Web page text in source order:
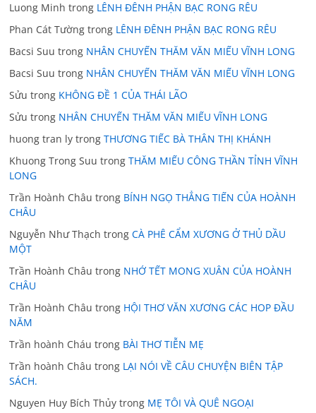
Luong Minh trong LÊNH ĐÊNH PHẬN BẠC RONG RÊU
Phan Cát Tường trong LÊNH ĐÊNH PHẬN BẠC RONG RÊU
Bacsi Suu trong NHÂN CHUYẾN THĂM VĂN MIẾU VĨNH LONG
Bacsi Suu trong NHÂN CHUYẾN THĂM VĂN MIẾU VĨNH LONG
Sửu trong KHÔNG ĐỀ 1 CỦA THÁI LÃO
Sửu trong NHÂN CHUYẾN THĂM VĂN MIẾU VĨNH LONG
huong tran ly trongTHƯƠNG TIẾC BÀ THÂN THỊ KHÁNH
Khuong Trong Suu trongTHĂM MIẾU CÔNG THẦN TỈNH VĨNH
LONG
Trần Hoành Châu trong BÍNH NGỌ THẲNG TIẾN CỦA HOÀNH
CHÂU
Nguyễn Như Thạch trongCÀ PHÊ CẨM XƯƠNG Ở THỦ DẦU
MỘT
Trần Hoành Châu trong NHỚ TẾT MONG XUÂN CỦA HOÀNH
CHÂU
Trần Hoành Châu trong HỘI THƠ VĂN XƯƠNG CÁC HOP ĐẦU
NĂM
Trần hoành Cháu trong BÀI THƠ TIỄN MẸ
Trần hoành Châu trong LẠI NÓI VỀ CÂU CHUYỆN BIÊN TẬP
SÁCH.
Nguyen Huy Bích Thủy trong MẸ TÔI VÀ QUÊ NGOẠI